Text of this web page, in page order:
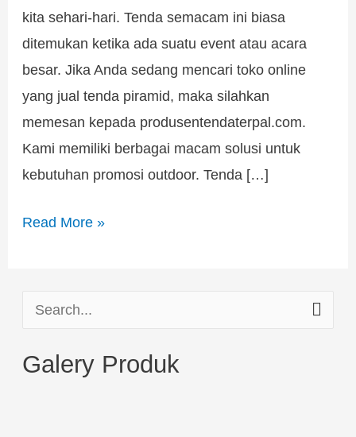
kita sehari-hari. Tenda semacam ini biasa
ditemukan ketika ada suatu event atau acara
besar. Jika Anda sedang mencari toko online
yang jual tenda piramid, maka silahkan
memesan kepada produsentendaterpal.com.
Kami memiliki berbagai macam solusi untuk
kebutuhan promosi outdoor. Tenda […]
Read More »
a
Galery Produk